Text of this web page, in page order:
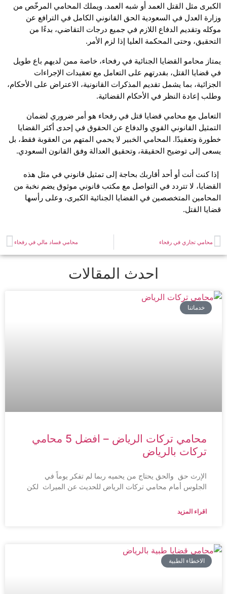
الكبرى مثل القتل العمد أو شبه العمد. ويملك المحامي المرخّص من
وزارة العدل في السعودية الحق القانوني الكامل في الترافع عن
موكله وتقديم الدفاع اللازم في جميع درجات التقاضي، بدءًا من
وحتى المحكمة العليا إذا لزم الأمر.
يمتاز محامو القضايا الجنائية في رفحاء، خاصة ممن لديهم باع طويل
في قضايا القتل، بقدرتهم على التعامل مع تعقيدات الإجراءات
الجزائية، بما يشمل تقديم المذكرات القانونية، الاعتراض على الأحكام،
إعادة النظر في الأحكام القضائية.
التعامل مع محامي قضايا قتل في رفحاء هو أمر ضروري لضمان
التمثيل القانوني القوي والدفاع عن الحقوق في إحدى أكثر القضايا
خطورة وتعقيدًا. المحامي الخبير لا يحمي المتهم من العقوبة فقط، بل
إلى توضيح الحقيقة، وتحقيق العدالة وفق القانون السعودي.
إذا كنت أنت أو أحد أقاربك بحاجة إلى تمثيل قانوني في مثل هذه
القضايا، لا تتردد في التواصل مع مكتب قانوني موثوق يضم نخبة من
المحامين المتخصصين في القضايا الجنائية الكبرى، وعلى رأسها
القتل.
تجاري في رفحاء محامي فساد مالي في رفحاء
احدث المقالات
خدماتنا
محامي تركات الرياض – افضل 5 محامي
تركات بالرياض
الإرث حق والحق يحتاج من يحميه ربما لم تفكر يوماً في
الجلوس أمام محامي تركات الرياض للحديث عن الميراث لكن
اقراء المزيد
الاخطاء الطبية